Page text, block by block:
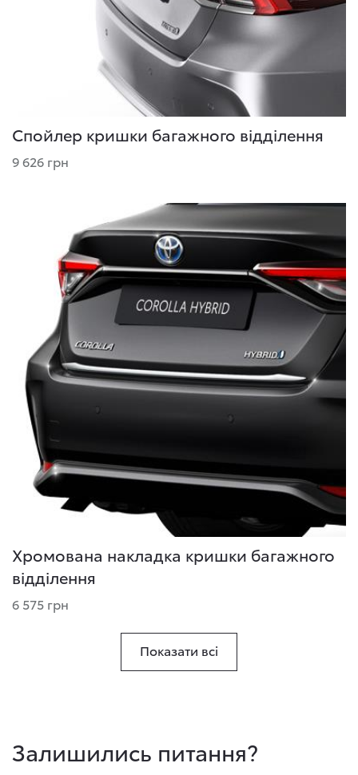
Спойлер кришки багажного відділення
9 626 грн
Хромована накладка кришки багажного
відділення
6 575 грн
Показати всі
Залишились питання?